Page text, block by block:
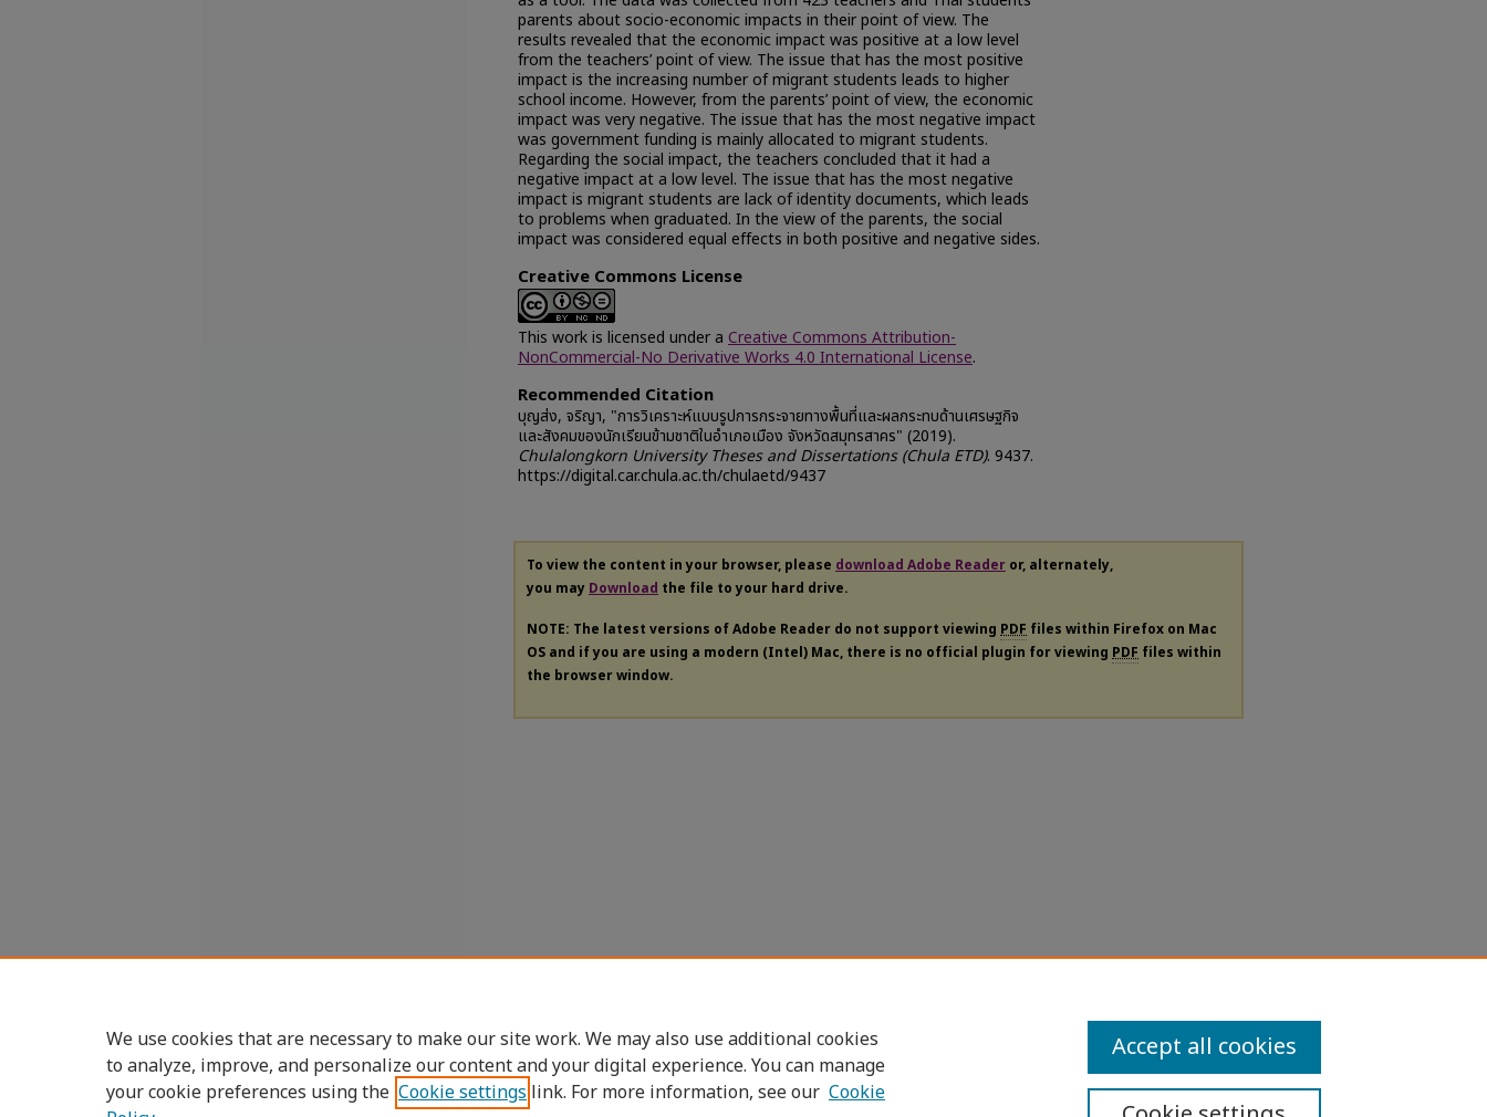
parents about socio-economic impacts in their point of view. The
results revealed that the economic impact was positive at a low level
from the teachers’ point of view. The issue that has the most positive
impact is the increasing number of migrant students leads to higher
school income. However, from the parents’ point of view, the economic
impact was very negative. The issue that has the most negative impact
was government funding is mainly allocated to migrant students.
Regarding the social impact, the teachers concluded that it had a
negative impact at a low level. The issue that has the most negative
impact is migrant students are lack of identity documents, which leads
to problems when graduated. In the view of the parents, the social
impact was considered equal effects in both positive and negative sides.
Creative Commons License
This work is licensed under a Creative Commons Attribution-
NonCommercial-No Derivative Works 4.0 International License.
Recommended Citation
บุญส่ง, จริญา, "การวิเคราะห์แบบรูปการกระจายทางพื้นที่และผลกระทบด้านเศรษฐกิจ
และสังคมของนักเรียนข้ามชาติในอำเภอเมือง จังหวัดสมุทรสาคร" (2019).
Chulalongkorn University Theses and Dissertations (Chula ETD). 9437.
https://digital.car.chula.ac.th/chulaetd/9437
To view the content in your browser, please download Adobe Reader or, alternately,
you may Download the file to your hard drive.
NOTE: The latest versions of Adobe Reader do not support viewing PDF files within Firefox on Mac
OS and if you are using a modern (Intel) Mac, there is no official plugin for viewing PDF files within
the browser window.
We use cookies that are necessary to make our site work. We may also use additional cookies
to analyze, improve, and personalize our content and your digital experience. You can manage
your cookie preferences using the Cookie settings link. For more information, see our Cookie
Accept all cookies